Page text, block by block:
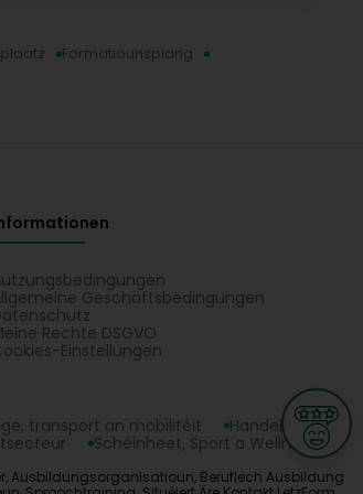
Formatiounsplang
Geschäftsbedingungen
Rechte DSGVO
Einstellungen
transport an mobilitéit
Handel
Schéinheet, Sport a Wellness
Ausbildungsorganisatioun, Beruflech Ausbildung